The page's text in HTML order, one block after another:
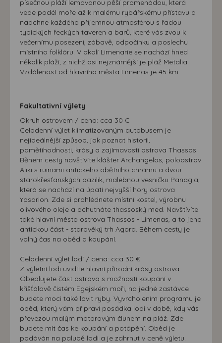
písečnou pláží lemovanou pěší promenádou, která
vede podél moře až k malému rybářskému přístavu a
nadchne každého příjemnou atmosférou s řadou
typických řeckých taveren a barů, které vás zvou k
večernímu posezení, zábavě, odpočinku a poslechu
místního folklóru. V okolí Limenarie se nachází hned
několik pláží, z nichž asi nejznámější je pláž Metalia.
Vzdálenost od hlavního města Limenas je 45 km.
Fakultativní výlety
Okruh ostrovem / cena: cca 30 €
Celodenní výlet klimatizovaným autobusem je
nejideálnější způsob, jak poznat historii,
pamětihodnosti, krásy a zajímavosti ostrova Thassos.
Během cesty navštívíte klášter Archangelos, poloostrov
Aliki s ruinami antického obětního chrámu a dvou
starokřesťanských bazilik, malebnou vesničku Panagia,
která se nachází na úpatí nejvyšší hory ostrova
Ypsarion. Zde si prohlédnete místní kostel, výrobnu
olivového oleje a ochutnáte thassoský med. Navštívíte
také hlavní město ostrova Thassos - Limenas, a to jeho
antickou část - starověký trh Agora. Během cesty je
volný čas na oběd a koupání.
Celodenní výlet lodí / cena: cca 30 €
Z výletní lodi uvidíte hlavní přírodní krásy ostrova.
Obeplujete část ostrova s možností koupání v
křišťálově čistém Egejském moři, na jedné zastávce
budete moci také lovit ryby. Vyvrcholením programu je
oběd, který vám připraví posádka lodi v době, kdy vás
převezou malým motorovým člunem na pláž. Zde
budete mít čas ke koupání a potápění. Oběd je
podáván na palubě lodi a je zahrnut v ceně výletu.